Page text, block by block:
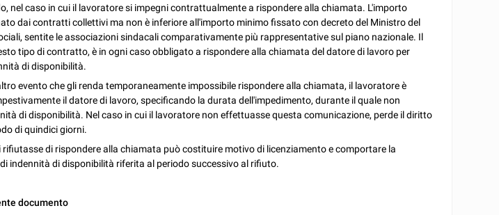
nel caso in cui il lavoratore si impegni contrattualmente a rispondere alla chiamata. L'importo
dai contratti collettivi ma non è inferiore all'importo minimo fissato con decreto del Ministro del
sentite le associazioni sindacali comparativamente più rappresentative sul piano nazionale. Il
tipo di contratto, è in ogni caso obbligato a rispondere alla chiamata del datore di lavoro per
di disponibilità.
evento che gli renda temporaneamente impossibile rispondere alla chiamata, il lavoratore è
il datore di lavoro, specificando la durata dell'impedimento, durante il quale non
di disponibilità. Nel caso in cui il lavoratore non effettuasse questa comunicazione, perde il diritto
di quindici giorni.
rifiutasse di rispondere alla chiamata può costituire motivo di licenziamento e comportare la
indennità di disponibilità riferita al periodo successivo al rifiuto.
documento